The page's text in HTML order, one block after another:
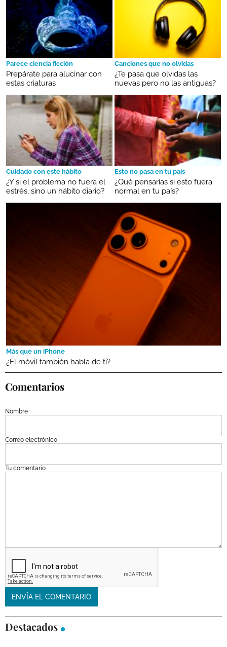
Parece ciencia ficción
Prepárate para alucinar con
estas criaturas
Canciones que no olvidas
¿Te pasa que olvidas las
nuevas pero no las antiguas?
Cuidado con este hábito
¿Y si el problema no fuera el
estrés, sino un hábito diario?
Esto no pasa en tu país
¿Qué pensarías si esto fuera
normal en tu país?
Más que un iPhone
¿El móvil también habla de ti?
Comentarios
Nombre
Correo electrónico
Tu comentario
Destacados